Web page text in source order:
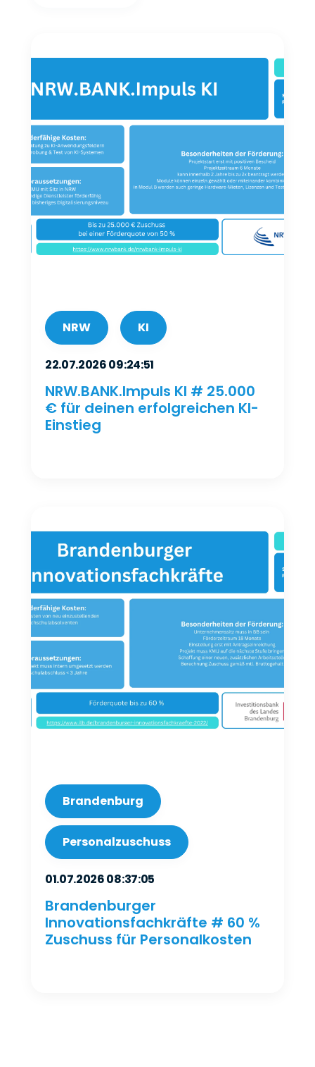
NRW KI
22.07.2026 09:24:51
NRW.BANK.Impuls KI # 25.000
€ für deinen erfolgreichen KI-
Einstieg
Brandenburg
Personalzuschuss
01.07.2026 08:37:05
Brandenburger
Innovationsfachkräfte # 60 %
Zuschuss für Personalkosten